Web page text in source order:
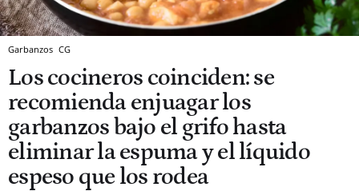
Garbanzos CG
Los cocineros coinciden: se
recomienda enjuagar los
garbanzos bajo el grifo hasta
eliminar la espuma y el líquido
espeso que los rodea